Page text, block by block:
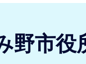
野市役